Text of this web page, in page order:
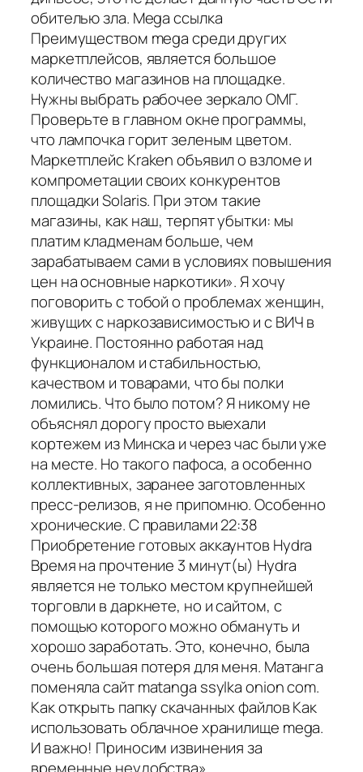
обителью зла. Mega ссылка
Преимуществом mega среди других
маркетплейсов, является большое
количество магазинов на площадке.
Нужны выбрать рабочее зеркало ОМГ.
Проверьте в главном окне программы,
что лампочка горит зеленым цветом.
Маркетплейс Kraken объявил о взломе и
компрометации своих конкурентов
площадки Solaris. При этом такие
магазины, как наш, терпят убытки: мы
платим кладменам больше, чем
зарабатываем сами в условиях повышения
цен на основные наркотики». Я хочу
поговорить с тобой о проблемах женщин,
живущих с наркозависимостью и с ВИЧ в
Украине. Постоянно работая над
функционалом и стабильностью,
качеством и товарами, что бы полки
ломились. Что было потом? Я никому не
объяснял дорогу просто выехали
кортежем из Минска и через час были уже
на месте. Но такого пафоса, а особенно
коллективных, заранее заготовленных
пресс-релизов, я не припомню. Особенно
хронические. С правилами 22:38
Приобретение готовых аккаунтов Hydra
Время на прочтение 3 минут(ы) Hydra
является не только местом крупнейшей
торговли в даркнете, но и сайтом, с
помощью которого можно обмануть и
хорошо заработать. Это, конечно, была
очень большая потеря для меня. Матанга
поменяла сайт matanga ssylka onion com.
Как открыть папку скачанных файлов Как
использовать облачное хранилище mega.
И важно! Приносим извинения за
временные неудобства».